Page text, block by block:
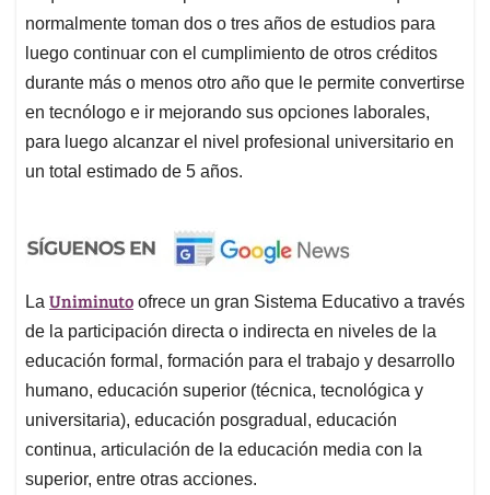
normalmente toman dos o tres años de estudios para
luego continuar con el cumplimiento de otros créditos
durante más o menos otro año que le permite convertirse
en tecnólogo e ir mejorando sus opciones laborales,
para luego alcanzar el nivel profesional universitario en
un total estimado de 5 años.
La Uniminuto ofrece un gran Sistema Educativo a través
de la participación directa o indirecta en niveles de la
educación formal, formación para el trabajo y desarrollo
humano, educación superior (técnica, tecnológica y
universitaria), educación posgradual, educación
continua, articulación de la educación media con la
superior, entre otras acciones.